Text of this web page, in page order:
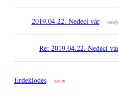
2019.04.22. Nedeci vár nowy
Re: 2019.04.22. Nedeci
Erdeklodes nowy